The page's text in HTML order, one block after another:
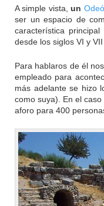
A simple vista,un
ser un espacio de
característica
desde los siglos VI y
Para hablaros de él
empleado para
más adelante se hizo
como suya). En el caso
aforo para 400